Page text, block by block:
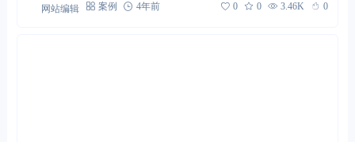
网站编辑 案例 4年前 0 0 3.46K 0